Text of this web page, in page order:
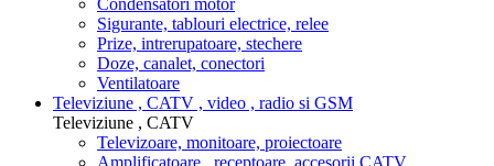
Condensatori motor
Sigurante, tablouri electrice, relee
Prize, intrerupatoare, stechere
Doze, canalet, conectori
Ventilatoare
Televiziune , CATV , video , radio si GSM
Televiziune , CATV
Televizoare, monitoare, proiectoare
Amplificatoare , receptoare, accesorii CATV